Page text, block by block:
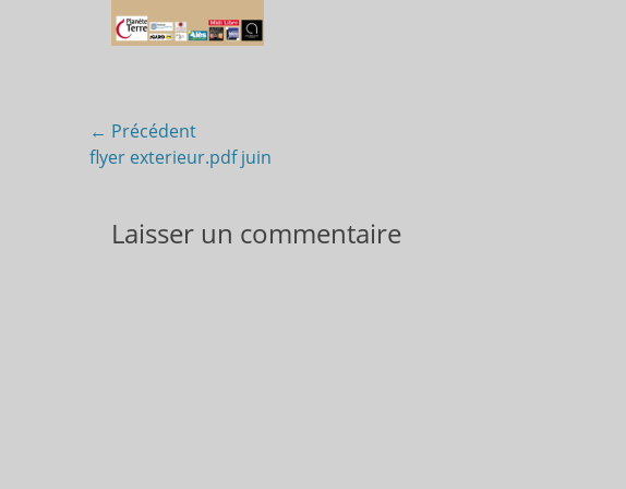
Navigation
de
← Précédent
Article
flyer exterieur.pdf juin
Laisser un commentaire